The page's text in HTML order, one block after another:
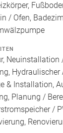
/ Ofen,
Neuinstallation
Hydraulischer
& Installation,
Planung /
/